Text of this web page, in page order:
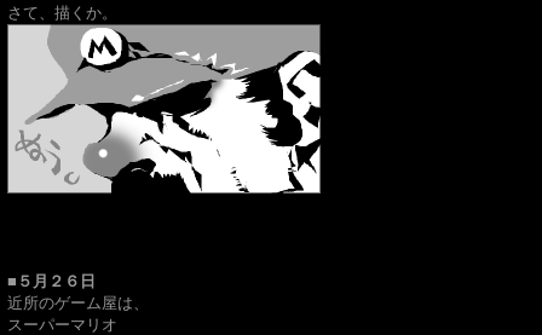
さて、描くか。
■５月２６日
近所のゲーム屋は、
スーパーマリオ